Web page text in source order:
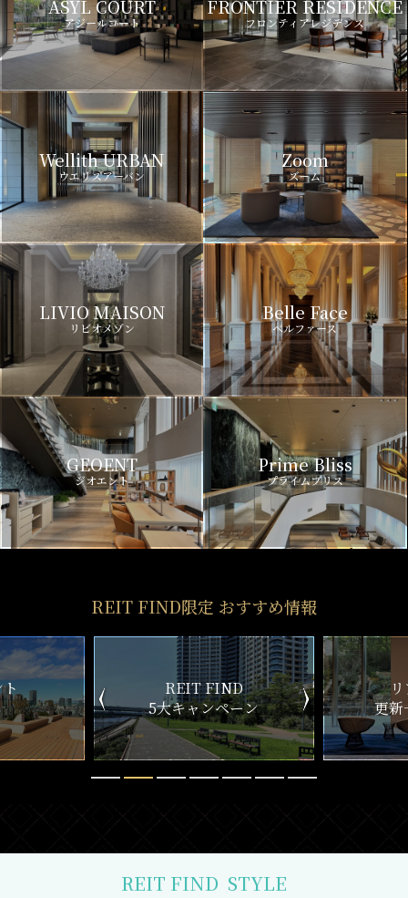
ASYL COURT
アジールコート
FRONTIER RESIDENCE
フロンティアレジデンス
Wellith URBAN
ウエリスアーバン
Zoom
ズーム
LIVIO MAISON
リビオメゾン
Belle Face
ベルファース
GEOENT
ジオエント
Prime Bliss
プライムブリス
REIT FIND限定 おすすめ情報
ン
リアルタイム
更新一覧チェック
新
REIT FIND STYLE